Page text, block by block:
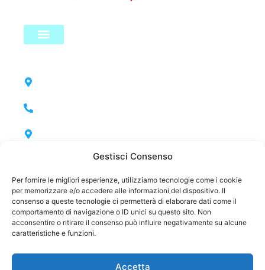
Gestisci Consenso
Per fornire le migliori esperienze, utilizziamo tecnologie come i cookie
per memorizzare e/o accedere alle informazioni del dispositivo. Il
consenso a queste tecnologie ci permetterà di elaborare dati come il
comportamento di navigazione o ID unici su questo sito. Non
acconsentire o ritirare il consenso può influire negativamente su alcune
caratteristiche e funzioni.
Accetta
0571 419810
Sede Legale: Via Macallè 70, Seregno (MB)
info@clearwaterdepuratori.com
SEGUICI SUI SOCIAL